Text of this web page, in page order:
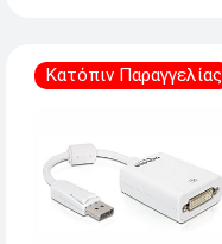
Κατόπιν Παραγγελίας